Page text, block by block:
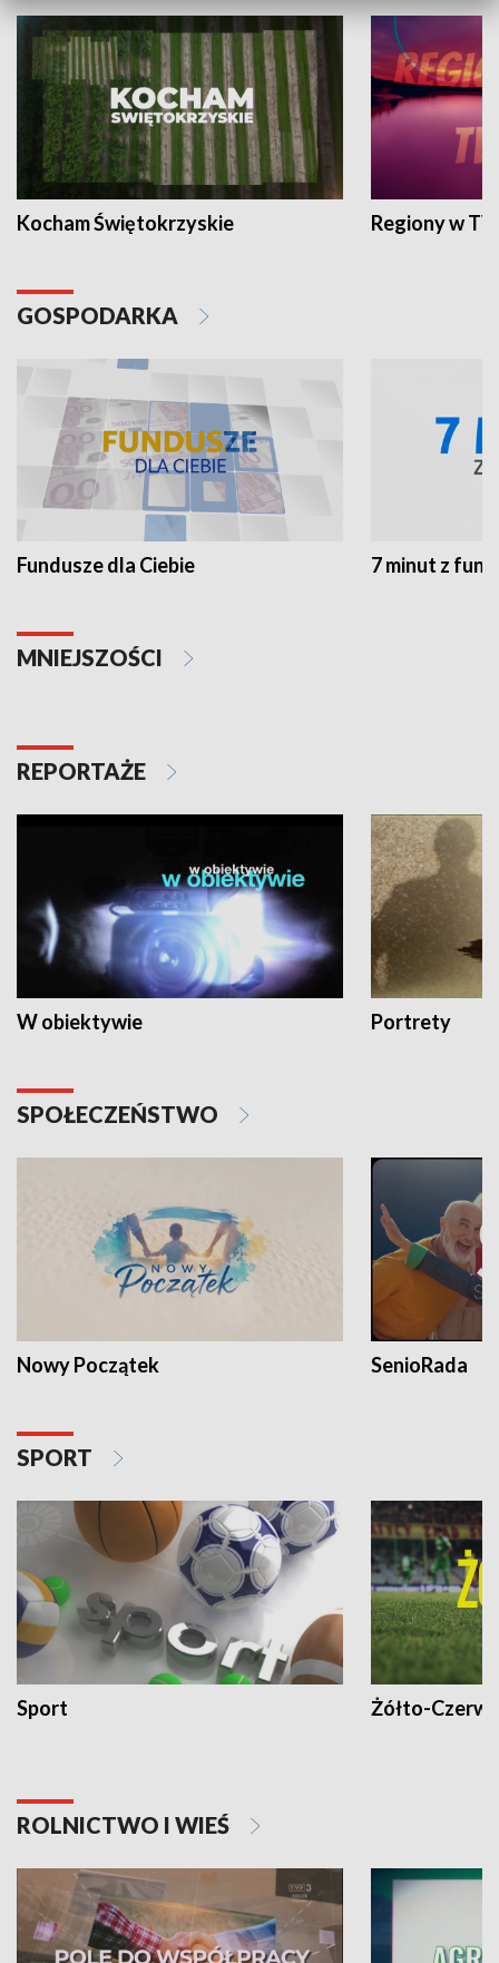
Kocham Świętokrzyskie Regiony w
GOSPODARKA
Fundusze dla Ciebie 7 minut z
MNIEJSZOŚCI
REPORTAŻE
W obiektywie Portrety
SPOŁECZEŃSTWO
Nowy Początek SenioRada
SPORT
Sport Żółto-
ROLNICTWO I WIEŚ